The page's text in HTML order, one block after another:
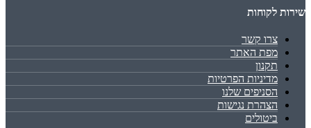
שירות לקוחות
צרו קשר
מפת האתר
תקנון
מדיניות הפרטיות
הסניפים שלנו
הצהרת נגישות
ביטולים